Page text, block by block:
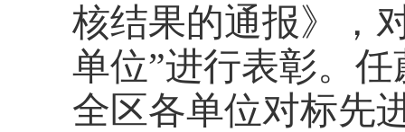
核结果的通报》，
单位”进行表彰。
全区各单位对标先